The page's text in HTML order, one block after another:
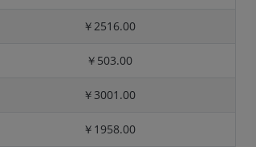
￥2516.00
￥503.00
￥3001.00
￥1958.00